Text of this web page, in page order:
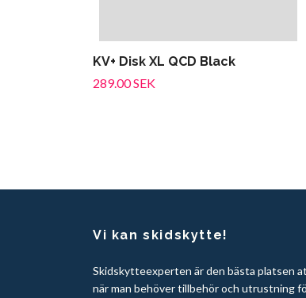
KV+ Disk XL QCD Black
289.00 SEK
Vi kan skidskytte!
Skidskytteexperten är den bästa platsen
när man behöver tillbehör och utrustning